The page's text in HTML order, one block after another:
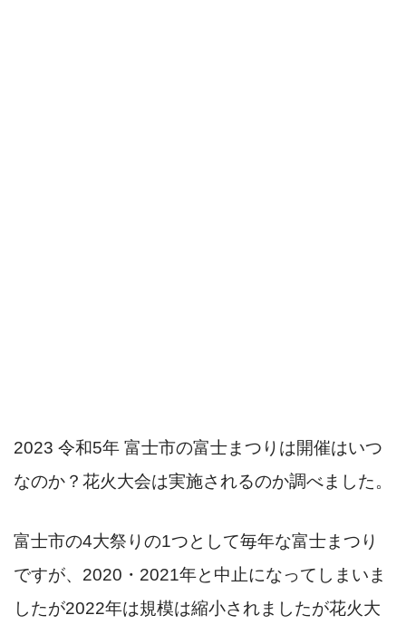
2023 令和5年 富士市の富士まつりは開催はいつ
なのか？花火大会は実施されるのか調べました。
富士市の4大祭りの1つとして毎年な富士まつり
ですが、2020・2021年と中止になってしまいま
したが2022年は規模は縮小されましたが花火大